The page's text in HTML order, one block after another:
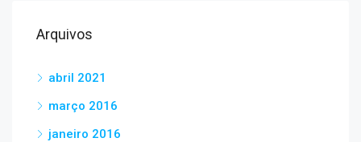
Arquivos
abril 2021
março 2016
janeiro 2016